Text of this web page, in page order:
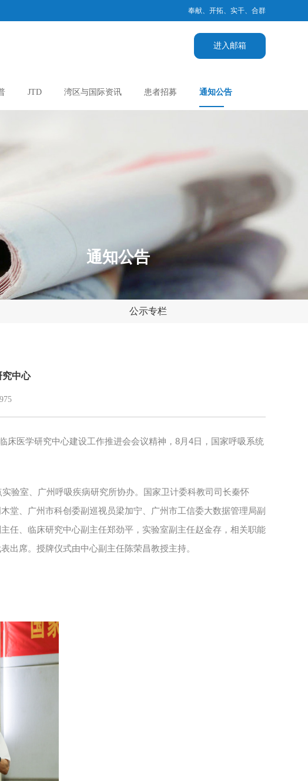
奉献、开拓、实干、合群
进入邮箱
JTD 湾区与国际资讯 患者招募 通知公告
通知公告
公示专栏
究中心
床医学研究中心建设工作推进会会议精神， 8月 4日，国家呼吸系统
验室、广州呼吸疾病研究所协办。国家卫计委科教司司长秦怀
堂、广州市科创委副巡视员梁加宁、广州市工信委大数据管理局副
任、临床研究中心副主任郑劲平，实验室副主任赵金存，相关职能
出席。授牌仪式由中心副主任陈荣昌教授主持。